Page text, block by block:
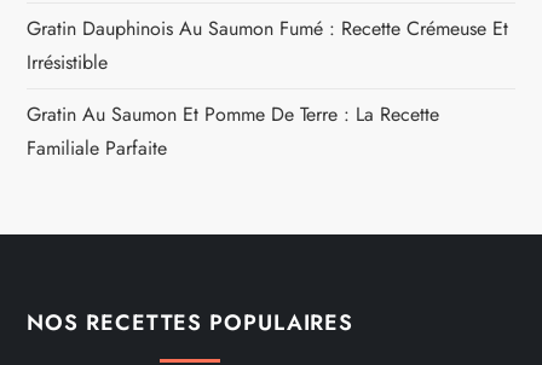
Gratin Dauphinois Au Saumon Fumé : Recette Crémeuse Et
Irrésistible
Gratin Au Saumon Et Pomme De Terre : La Recette
Familiale Parfaite
NOS RECETTES POPULAIRES